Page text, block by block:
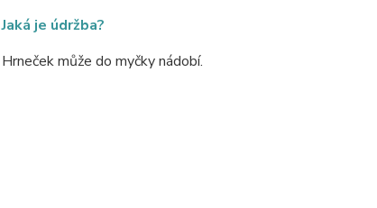
Jaká je údržba?
Hrneček může do myčky nádobí.